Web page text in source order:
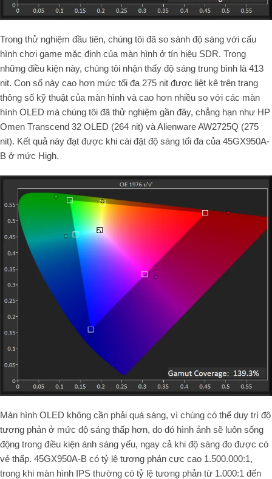
Trong thử nghiệm đầu tiên, chúng tôi đã so sánh độ sáng với cấu
hình chơi game mặc định của màn hình ở tín hiệu SDR. Trong
những điều kiện này, chúng tôi nhận thấy độ sáng trung bình là 413
nit. Con số này cao hơn mức tối đa 275 nit được liệt kê trên trang
thông số kỹ thuật của màn hình và cao hơn nhiều so với các màn
hình OLED mà chúng tôi đã thử nghiệm gần đây, chẳng hạn như HP
Omen Transcend 32 OLED (264 nit) và Alienware AW2725Q (275
nit). Kết quả này đạt được khi cài đặt độ sáng tối đa của 45GX950A-
B ở mức High.
Màn hình OLED không cần phải quá sáng, vì chúng có thể duy trì độ
tương phản ở mức độ sáng thấp hơn, do đó hình ảnh sẽ luôn sống
động trong điều kiện ánh sáng yếu, ngay cả khi độ sáng đo được có
vẻ thấp. 45GX950A-B có tỷ lệ tương phản cực cao 1.500.000:1,
trong khi màn hình IPS thường có tỷ lệ tương phản từ 1.000:1 đến